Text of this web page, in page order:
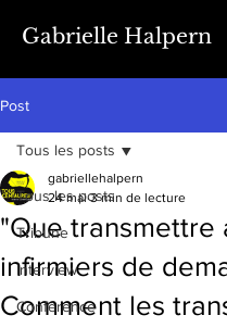
Gabrielle Halpern
Post
Tous les posts
Tribune
Interview
Conférence
Tous les posts
"Que transmettre
infirmiers de
Comment les
gabriellehalpern
24 mai 3 min de lecture